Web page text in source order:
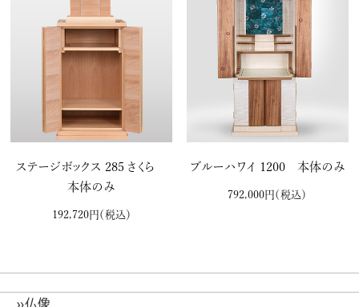
ステージボックス 285 さくら
本体のみ
192,720円 （税込）
ブルーハワイ 1200 本体のみ
792,000円 （税込）
»仏像